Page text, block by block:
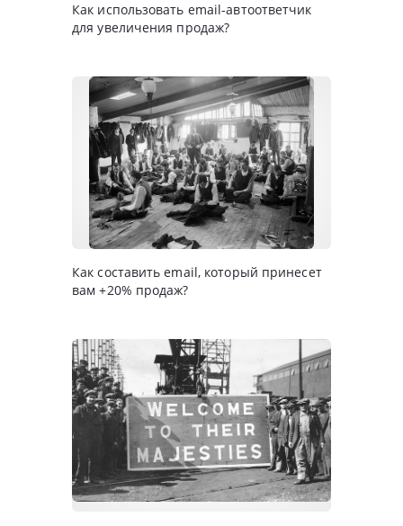
Как использовать email-автоответчик
для увеличения продаж?
Как составить email, который принесет
вам +20% продаж?